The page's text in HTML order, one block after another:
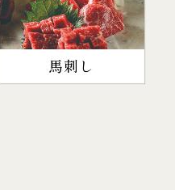
馬刺し